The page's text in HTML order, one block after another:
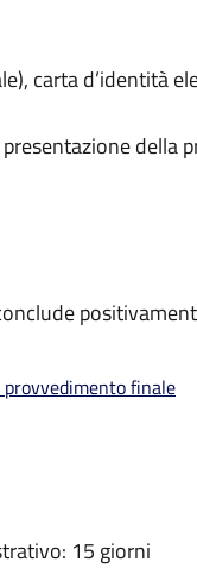
carta d’identità
della
finale
15 giorni